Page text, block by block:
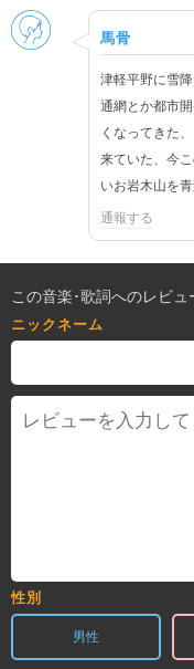
男性
馬骨
津軽平野に雪
通網とか都市
くなってきた
来ていた、今
いお岩木山を
通報する
この音楽･歌詞へのレビュ
ニックネーム
性別
男性